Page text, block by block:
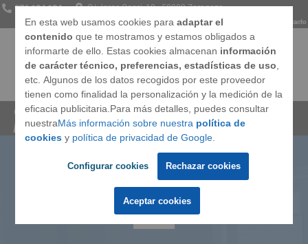
En esta web usamos cookies para adaptar el
contenido que te mostramos y estamos obligados a
informarte de ello. Estas cookies almacenan información
de carácter técnico, preferencias, estadísticas de uso,
etc. Algunos de los datos recogidos por este proveedor
tienen como finalidad la personalización y la medición de la
eficacia publicitaria.Para más detalles, puedes consultar
nuestraMás información sobre nuestra política de
cookiesy política de privacidad de Google.
Configurar cookies Rechazar cookies
Aceptar cookies
976 134 134 C/ Jorge Cocci, 18 · 50002 Zaragoza
Somos Opiniones Preguntas frecuentes Contacto
Ventanas
Techos
Puertas
Marcas
Cerramientos Integrales»Blog»Ventajas de las
persianas, ¿cuáles son?
Ventajas de las persianas,
¿cuáles son?